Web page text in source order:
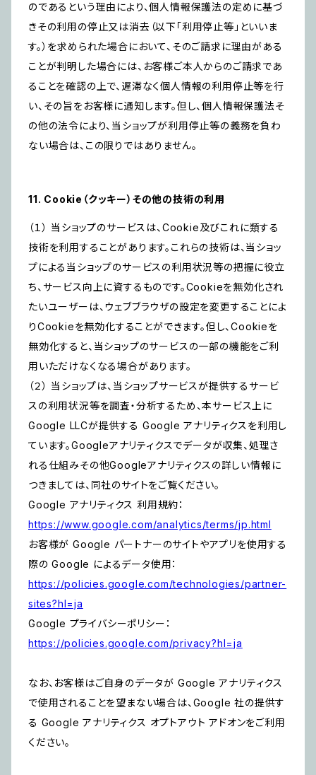
のであるという理由により、個人情報保護法の定めに基づ
きその利用の停止又は消去（以下「利用停止等」といいま
す。）を求められた場合において、そのご請求に理由がある
ことが判明した場合には、お客様ご本人からのご請求であ
ることを確認の上で、遅滞なく個人情報の利用停止等を行
い、その旨をお客様に通知します。但し、個人情報保護法そ
の他の法令により、当ショップが利用停止等の義務を負わ
ない場合は、この限りではありません。
11. Cookie（クッキー）その他の技術の利用
（１） 当ショップのサービスは、Cookie及びこれに類する
技術を利用することがあります。これらの技術は、当ショッ
プによる当ショップのサービスの利用状況等の把握に役立
ち、サービス向上に資するものです。Cookieを無効化され
たいユーザーは、ウェブブラウザの設定を変更することによ
りCookieを無効化することができます。但し、Cookieを
無効化すると、当ショップのサービスの一部の機能をご利
用いただけなくなる場合があります。
（２） 当ショップは、当ショップサービスが提供するサービ
スの利用状況等を調査・分析するため、本サービス上に
Google LLCが提供する Google アナリティクスを利用し
ています。Googleアナリティクスでデータが収集、処理さ
れる仕組みその他Googleアナリティクスの詳しい情報に
つきましては、同社のサイトをご覧ください。
Google アナリティクス 利用規約：
https://www.google.com/analytics/terms/jp.html
お客様が Google パートナーのサイトやアプリを使用する
際の Google によるデータ使用：
https://policies.google.com/technologies/partner-
sites?hl=ja
Google プライバシーポリシー：
https://policies.google.com/privacy?hl=ja
なお、お客様はご自身のデータが Google アナリティクス
で使用されることを望まない場合は、Google 社の提供す
る Google アナリティクス オプトアウト アドオンをご利用
ください。